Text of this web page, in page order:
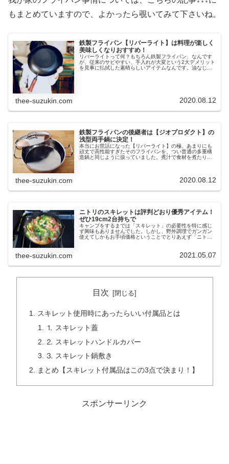
もまとめていますので、よかったら覗いてみて下さいね。
鉄製フライパン【リバーライト】は料理が楽しく
美味しくなりおすすめ！
リバーライトって何？もちろん鉄製フライパン、なんです
が、従来のサビやすい、手入れが大変という2大デメリット
を見事に払拭した素晴らしいアイテムなんです。油なじみ
thee-suzukin.com 2020.08.12
鉄製フライパンの後継者は【ジオプロダクト】の
浅型両手鍋に決定！
本当にお世話になった【リバーライト】の極、あまりにも
頑丈で高性能すぎたそのフライパンを、つい普通の多重構
造鍋と同じように扱っていました。煮汁で食材を煮たり炊
thee-suzukin.com 2020.08.12
ニトリのスキレットは評判どおり優秀アイテム！
ぜひ19cm2台持ちで
キャンプをするまでは「スキレット」の必要性を特に感じ
ず興味もありませんでした。しかし、野外調理でガンガン
使えてしかもお手頃価格ということでとりあえず「ニトリ
thee-suzukin.com 2021.05.07
目次
スキレット使用時にあったらいい付属品とは
⒈ スキレット蓋
⒉ スキレットハンドルカバー
⒊ スキレット鍋敷き
まとめ【スキレット付属品はこの3点で決まり！】
スポンサーリンク